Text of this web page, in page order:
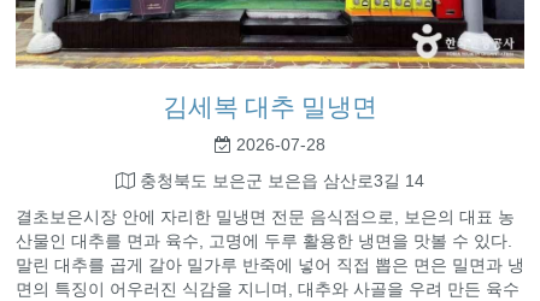
김세복 대추 밀냉면
2026-07-28
충청북도 보은군 보은읍 삼산로3길 14
결초보은시장 안에 자리한 밀냉면 전문 음식점으로, 보은의 대표 농
산물인 대추를 면과 육수, 고명에 두루 활용한 냉면을 맛볼 수 있다.
말린 대추를 곱게 갈아 밀가루 반죽에 넣어 직접 뽑은 면은 밀면과 냉
면의 특징이 어우러진 식감을 지니며, 대추와 사골을 우려 만든 육수